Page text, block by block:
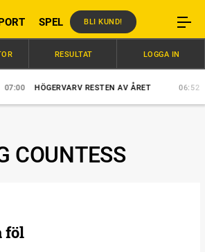
SPEL BLI KUND!
HÖGERVARV RESTEN AV ÅRET 06:52
RESULTAT LOGGA IN
COUNTESS
föl